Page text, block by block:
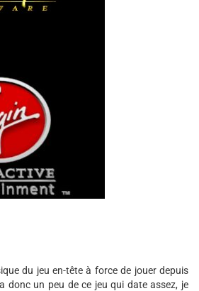
du jeu en-tête à force de jouer depuis
donc un peu de ce jeu qui date assez, je